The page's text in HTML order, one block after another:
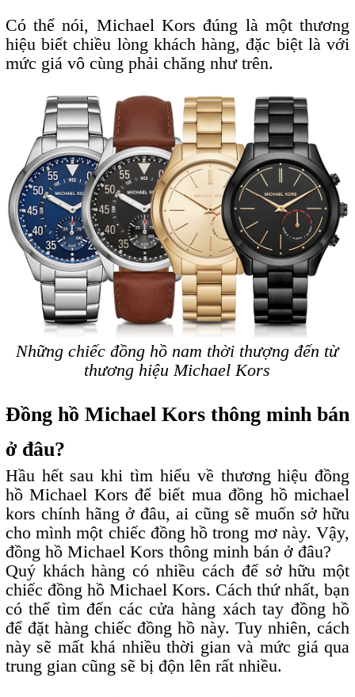
Có thể nói, Michael Kors đúng là một thương
hiệu biết chiều lòng khách hàng, đặc biệt là với
mức giá vô cùng phải chăng như trên.
Những chiếc đồng hồ nam thời thượng đến từ
thương hiệu Michael Kors
Đồng hồ Michael Kors thông minh bán
ở đâu?
Hầu hết sau khi tìm hiểu về thương hiệu đồng
hồ Michael Kors để biết mua đồng hồ michael
kors chính hãng ở đâu, ai cũng sẽ muốn sở hữu
cho mình một chiếc đồng hồ trong mơ này. Vậy,
đồng hồ Michael Kors thông minh bán ở đâu?
Quý khách hàng có nhiều cách để sở hữu một
chiếc đồng hồ Michael Kors. Cách thứ nhất, bạn
có thể tìm đến các cửa hàng xách tay đồng hồ
để đặt hàng chiếc đồng hồ này. Tuy nhiên, cách
này sẽ mất khá nhiều thời gian và mức giá qua
trung gian cũng sẽ bị độn lên rất nhiều.